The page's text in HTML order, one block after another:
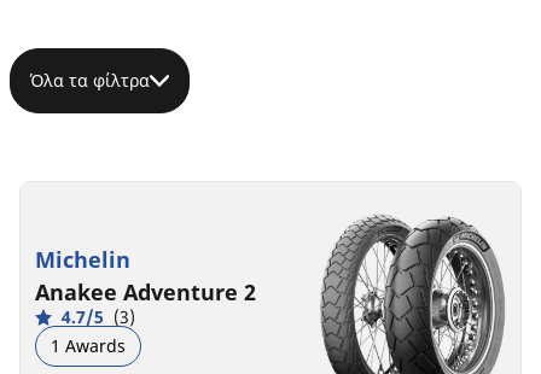
Όλα τα φίλτρα
Michelin
Anakee Adventure 2
4.7/5 (3)
1 Awards